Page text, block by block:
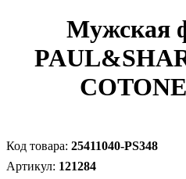
Мужская
25411040-PS348
121284